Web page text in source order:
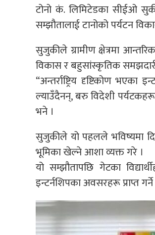
टोनो कं. लिमिटेडका सीईओ
सम्झौतालाई टानोको पर्यटन
सुजुकीले ग्रामीण क्षेत्रमा
विकास र बहुसांस्कृतिक
“अन्तर्राष्ट्रिय दृष्टिकोण
ल्याउँदैनन्, बरु विदेशी
भने ।
सुजुकीले यो पहलले भविष्यमा
भूमिका खेल्ने आशा व्यक्त गरे ।
यो सम्झौतापछि गेटका
इन्टर्नशिपका अवसरहरू प्राप्त